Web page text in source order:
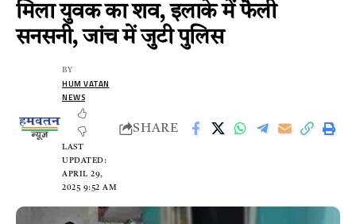
मिला युवक का शव, इलाके में फैली
सनसनी, जांच में जुटी पुलिस
LAST
UPDATED:
APRIL 29,
2025 9:52 AM
BY
HUM VATAN
NEWS
SHARE